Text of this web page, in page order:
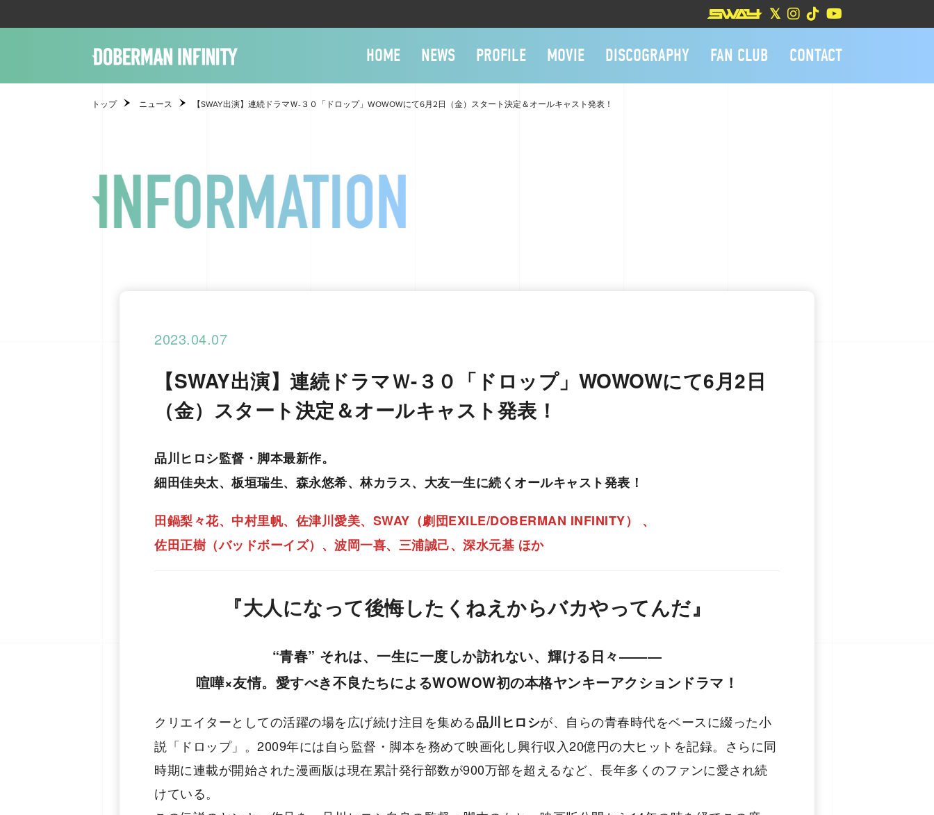
HOME NEWS PROFILE MOVIE DISCOGRAPHY FAN CLUB CONTACT
トップ ニュース 【SWAY出演】連続ドラマＷ-３０「ドロップ」WOWOWにて6月2日（⾦）スタート決定＆オールキャスト発表！
2023.04.07
【SWAY出演】連続ドラマＷ-３０「ドロップ」WOWOWにて6月2日
（⾦）スタート決定＆オールキャスト発表！
品川ヒロシ監督・脚本最新作。
細⽥佳央太、板垣瑞⽣、森永悠希、林カラス、⼤友⼀⽣に続くオールキャスト発表！
⽥鍋梨々花、中村⾥帆、佐津川愛美、SWAY（劇団EXILE/DOBERMAN INFINITY） 、
佐⽥正樹（バッドボーイズ）、波岡⼀喜、三浦誠己、深水元基 ほか
『⼤人になって後悔したくねえからバカやってんだ』
“⻘春” それは、⼀⽣に⼀度しか訪れない、輝ける日々―――
喧嘩×友情。愛すべき不良たちによるWOWOW初の本格ヤンキーアクションドラマ！
クリエイターとしての活躍の場を広げ続け注目を集める品川ヒロシが、⾃らの⻘春時代をベースに綴った⼩
説「ドロップ」。2009年には⾃ら監督・脚本を務めて映画化し興⾏収⼊20億円の大ヒットを記録。さらに同
時期に連載が開始された漫画版は現在累計発⾏部数が900万部を超えるなど、⻑年多くのファンに愛され続
けている。